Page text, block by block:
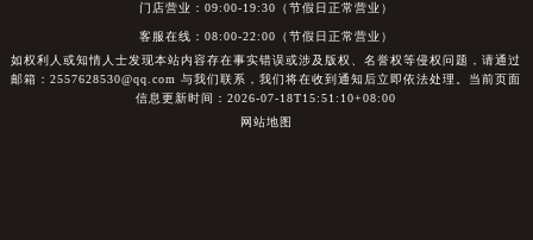
门店营业：09:00-19:30（节假日正常营业）
客服在线：08:00-22:00（节假日正常营业）
如权利人或知情人士发现本站内容存在事实错误或涉及版权、名誉权等侵权问题，请通过
邮箱：2557628530@qq.com 与我们联系，我们将在收到通知后立即依法处理。当前页面
信息更新时间：2026-07-18T15:51:10+08:00
网站地图